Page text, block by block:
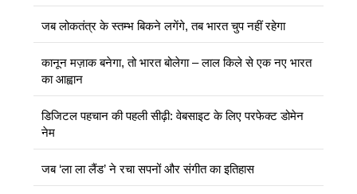
जब लोकतंत्र के स्तम्भ बिकने लगेंगे, तब भारत चुप नहीं रहेगा
कानून मज़ाक बनेगा, तो भारत बोलेगा – लाल किले से एक नए भारत
का आह्वान
डिजिटल पहचान की पहली सीढ़ी: वेबसाइट के लिए परफेक्ट डोमेन
नेम
जब ‘ला ला लैंड’ ने रचा सपनों और संगीत का इतिहास